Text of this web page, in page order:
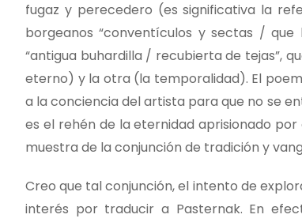
fugaz y perecedero (es significativa la
borgeanos “conventículos y sectas /
“antigua buhardilla / recubierta de tejas”,
eterno) y la otra (la temporalidad). El
a la conciencia del artista para que no se
es el rehén de la eternidad aprisionado
muestra de la conjunción de tradición y
Creo que tal conjunción, el intento de
interés por traducir a Pasternak. En